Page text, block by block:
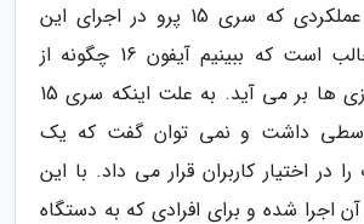
دارد. با توجه به عملکردی که سری 15 پرو در اجرای این
عناوین داشت، جالب است که ببینیم آیفون 16 چگونه از
پس اجرای این بازی ها بر می آید. به علت اینکه سری 15
داشت و نمی توان گفت که یک
در اختیار کاربران قرار می داد. با این
اجرا شده و برای افرادی که به دستگاه